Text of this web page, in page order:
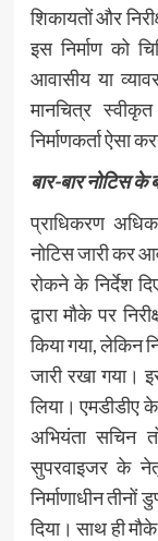
शिकायतों और
इस निर्माण को
आवासीय या
मानचित्र
निर्माणकर्ता ऐसा
बार-बार नोटिस के
प्राधिकरण
नोटिस जारी कर
रोकने के निर्देश
द्वारा मौके पर
किया गया, लेकिन
जारी रखा गया।
लिया। एमडीडीए
अभियंता सचिन
सुपरवाइजर के
निर्माणाधीन
दिया। साथ ही